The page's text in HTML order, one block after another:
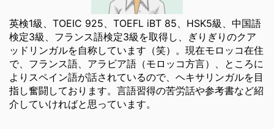
英検1級、TOEIC 925、TOEFL iBT 85、HSK5級、中国語
検定3級、フランス語検定3級を取得し、ぎりぎりのクア
ッドリンガルを自称しています（笑）。現在モロッコ在住
で、フランス語、アラビア語（モロッコ方言）、ところに
よりスペイン語が話されているので、ヘキサリンガルを目
指し奮闘しております。言語習得の苦労話や参考書など紹
介していければと思っています。